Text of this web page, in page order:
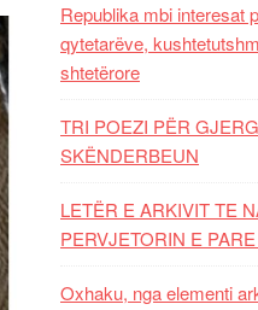
Republika mbi interesat
qytetarëve,
shtetërore
TRI POEZI PËR
SKËNDERBEUN
LETËR E ARKIVIT TE
PERVJETORIN E
Oxhaku, nga elementi